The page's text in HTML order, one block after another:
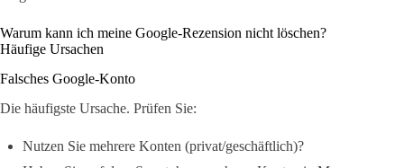
Warum kann ich meine Google-Rezension nicht löschen?
Häufige Ursachen
Falsches Google-Konto
Die häufigste Ursache. Prüfen Sie:
Nutzen Sie mehrere Konten (privat/geschäftlich)?